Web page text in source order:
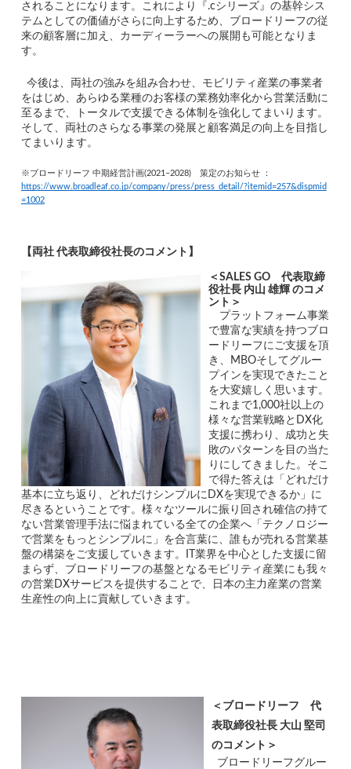
されることになります。これにより『.cシリーズ』の基幹シス
テムとしての価値がさらに向上するため、ブロードリーフの従
来の顧客層に加え、カーディーラーへの展開も可能となりま
す。
今後は、両社の強みを組み合わせ、モビリティ産業の事業者
をはじめ、あらゆる業種のお客様の業務効率化から営業活動に
至るまで、トータルで支援できる体制を強化してまいります。
そして、両社のさらなる事業の発展と顧客満足の向上を目指し
てまいります。
※ブロードリーフ 中期経営計画(2021–2028)　策定のお知らせ ：
https://www.broadleaf.co.jp/company/press/press_detail/?itemid=257&dispmid
=1002
【両社 代表取締役社長のコメント】
＜SALES GO　代表取締
役社長 内山 雄輝 のコメ
ント＞
プラットフォーム事業
で豊富な実績を持つブロ
ードリーフにご支援を頂
き、MBOそしてグルー
プインを実現できたこと
を大変嬉しく思います。
これまで1,000社以上の
様々な営業戦略とDX化
支援に携わり、成功と失
敗のパターンを目の当た
りにしてきました。そこ
で得た答えは「どれだけ
基本に立ち返り、どれだけシンプルにDXを実現できるか」に
尽きるということです。様々なツールに振り回され確信の持て
ない営業管理手法に悩まれている全ての企業へ「テクノロジー
で営業をもっとシンプルに」を合言葉に、誰もが売れる営業基
盤の構築をご支援していきます。IT業界を中心とした支援に留
まらず、ブロードリーフの基盤となるモビリティ産業にも我々
の営業DXサービスを提供することで、日本の主力産業の営業
生産性の向上に貢献していきます。
＜ブロードリーフ　代
表取締役社長 大山 堅司
のコメント＞
ブロードリーフグルー